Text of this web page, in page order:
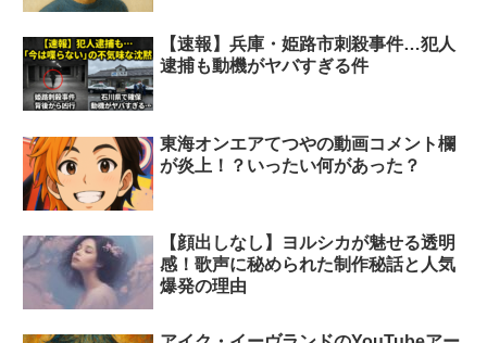
【速報】兵庫・姫路市刺殺事件…犯人
逮捕も動機がヤバすぎる件
東海オンエアてつやの動画コメント欄
が炎上！？いったい何があった？
【顔出しなし】ヨルシカが魅せる透明
感！歌声に秘められた制作秘話と人気
爆発の理由